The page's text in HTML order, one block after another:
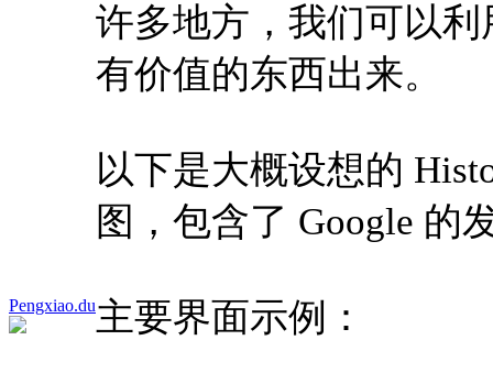
Pengxiao.du
许多地方，我们可以
有价值的东西出来。
以下是大概设想的
图，包含了 Google 的
主要界面示例：